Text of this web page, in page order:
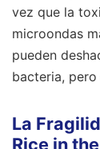
vez que la
microondas
pueden
bacteria,
La
Rice in